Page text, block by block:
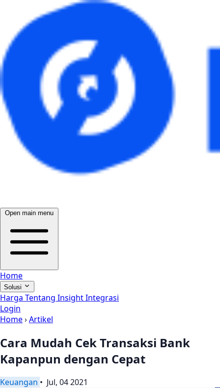
Open main menu
Home
Solusi
Harga Tentang InsightIntegrasi
Login
Home›Artikel
Cara Mudah Cek Transaksi Bank
Kapanpun dengan Cepat
Keuangan • Jul, 04 2021